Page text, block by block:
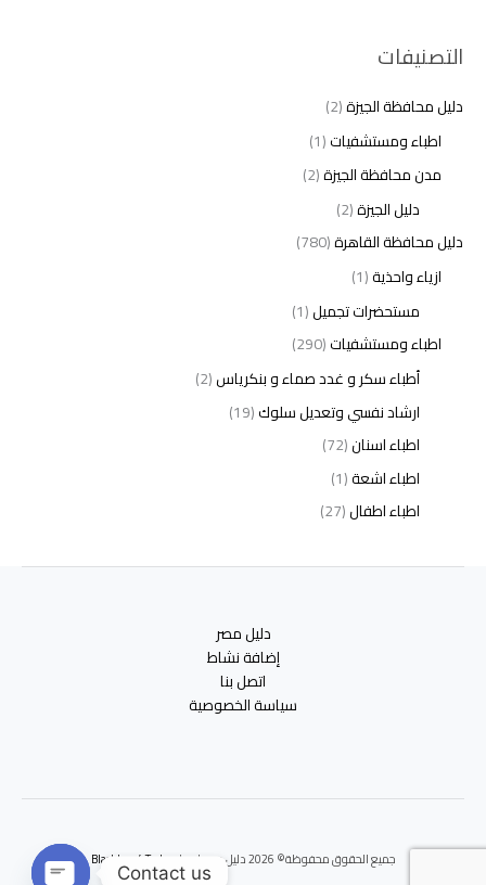
التصنيفات
دليل محافظة الجيزة(2)
اطباء ومستشفيات(1)
مدن محافظة الجيزة(2)
دليل الجيزة(2)
دليل محافظة القاهرة(780)
ازياء واحذية(1)
مستحضرات تجميل(1)
اطباء ومستشفيات(290)
أطباء سكر و غدد صماء و بنكرياس(2)
ارشاد نفسي وتعديل سلوك(19)
اطباء اسنان(72)
اطباء اشعة(1)
اطباء اطفال(27)
اطباء امراض الذكورة(1)
اطباء انف واذن وحنجرة(4)
اطباء اورام وعلاج كيميائى
اطباء اوعية دموية (1)
دليل مصر
إضافة نشاط
اتصل بنا
سياسة الخصوصية
جميع الحقوق محفوظة© 2026 دليل مصر | برعايه Blackbox 4 Tech
Contact us